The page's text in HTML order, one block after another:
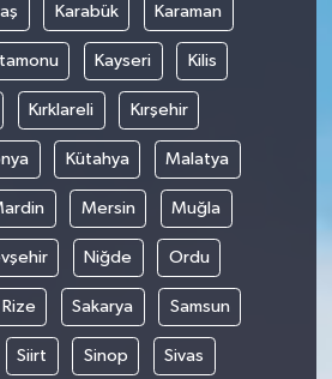
Karabük Karaman
Kayseri Kilis
Kırklareli Kırşehir
Kütahya Malatya
Mersin Muğla
Niğde Ordu
Rize Sakarya Samsun
Siirt Sinop Sivas